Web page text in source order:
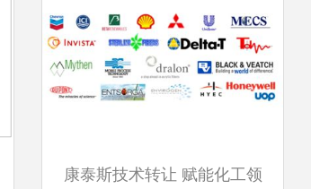
康泰斯技术转让 赋能化工领